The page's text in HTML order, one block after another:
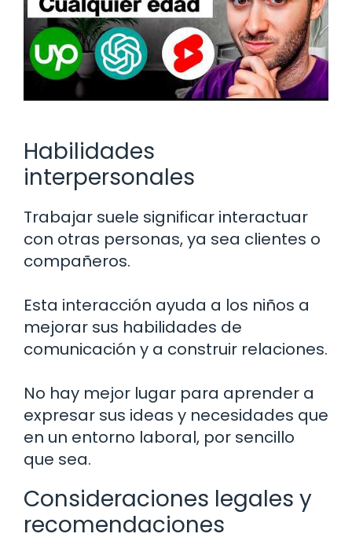
Habilidades
interpersonales
Trabajar suele significar interactuar
con otras personas, ya sea clientes o
compañeros.
Esta interacción ayuda a los niños a
mejorar sus habilidades de
comunicación y a construir relaciones.
No hay mejor lugar para aprender a
expresar sus ideas y necesidades que
en un entorno laboral, por sencillo
que sea.
Consideraciones legales y
recomendaciones